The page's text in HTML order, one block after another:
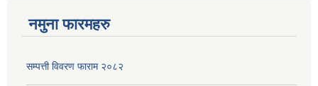
नमुना फारमहरु
सम्पत्ती विवरण फाराम २०८२